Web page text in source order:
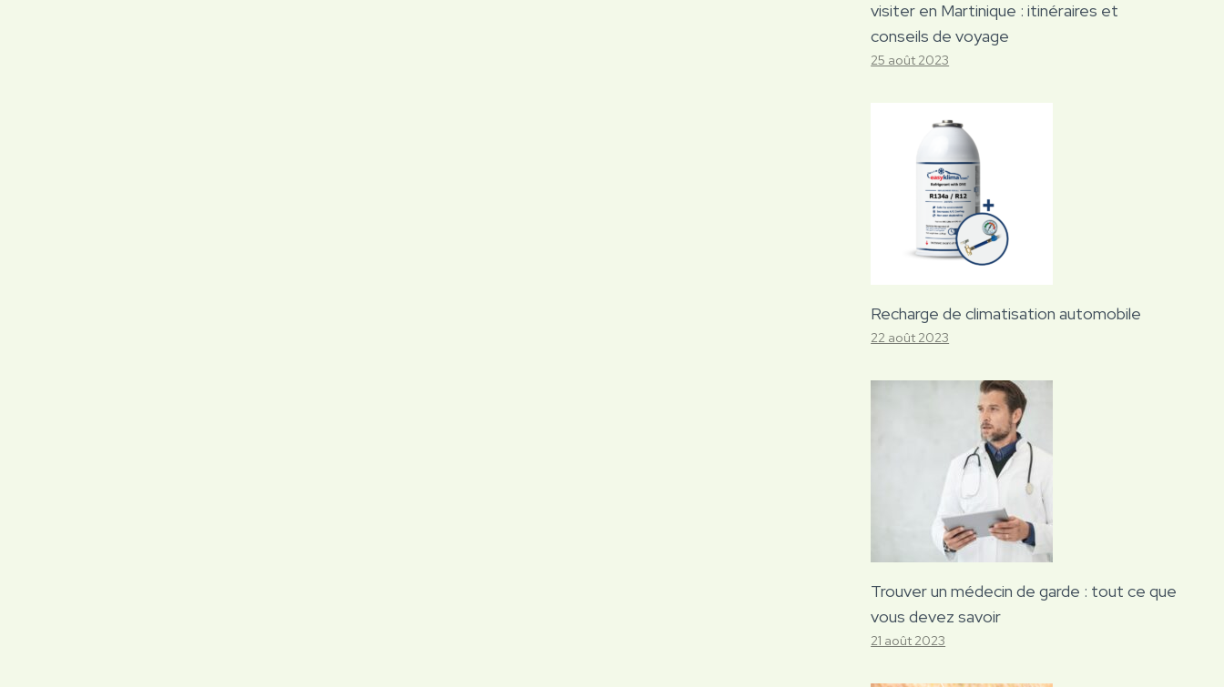
visiter en Martinique : itinéraires et
conseils de voyage
25 août 2023
Recharge de climatisation automobile
22 août 2023
Trouver un médecin de garde : tout ce que
vous devez savoir
21 août 2023